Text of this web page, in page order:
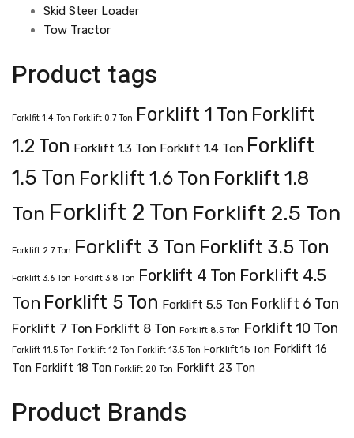
Skid Steer Loader
Tow Tractor
Product tags
Forklfit 1.4 Ton Forklift 0.7 Ton Forklift 1 Ton Forklift
1.2 Ton Forklift 1.3 Ton Forklift 1.4 Ton Forklift
1.5 Ton Forklift 1.6 Ton Forklift 1.8
Ton Forklift 2 Ton Forklift 2.5 Ton
Forklift 2.7 Ton Forklift 3 Ton Forklift 3.5 Ton
Forklift 3.6 Ton Forklift 3.8 Ton Forklift 4 Ton Forklift 4.5
Ton Forklift 5 Ton Forklift 5.5 Ton Forklift 6 Ton
Forklift 7 Ton Forklift 8 Ton Forklift 8.5 Ton Forklift 10 Ton
Forklift 11.5 Ton Forklift 12 Ton Forklift 13.5 Ton Forklift 15 Ton Forklift 16
Ton Forklift 18 Ton Forklift 20 Ton Forklift 23 Ton
Product Brands